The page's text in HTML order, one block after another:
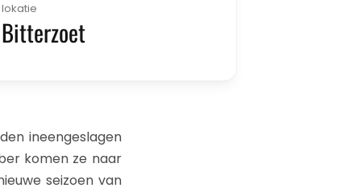
lokatie
Bitterzoet
ineengeslagen
komen ze naar
seizoen van